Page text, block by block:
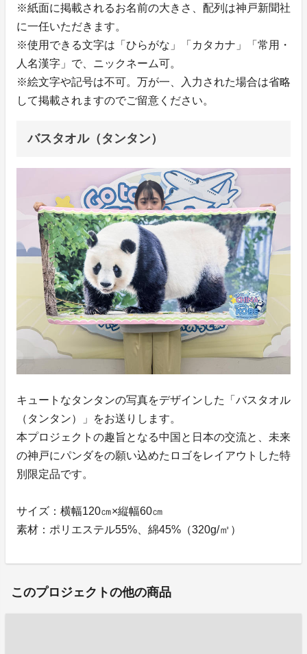
※紙面に掲載されるお名前の大きさ、配列は神戸新聞社
に一任いただきます。
※使用できる文字は「ひらがな」「カタカナ」「常用・
人名漢字」で、ニックネーム可。
※絵文字や記号は不可。万が一、入力された場合は省略
して掲載されますのでご留意ください。
バスタオル（タンタン）
キュートなタンタンの写真をデザインした「バスタオル
（タンタン）」をお送りします。
本プロジェクトの趣旨となる中国と日本の交流と、未来
の神戸にパンダをの願い込めたロゴをレイアウトした特
別限定品です。
サイズ：横幅120㎝×縦幅60㎝
素材：ポリエステル55%、綿45%（320g/㎡）
このプロジェクトの他の商品